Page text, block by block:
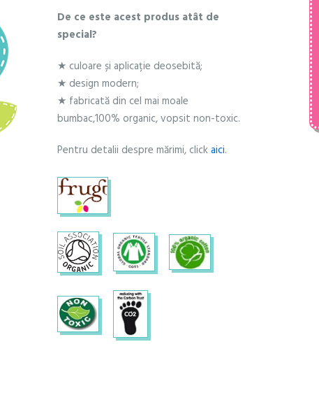
De ce este acest produs atât de
special?
★ culoare și aplicație deosebită;
★ design modern;
★ fabricată din cel mai moale
bumbac,100% organic, vopsit non-toxic.
Pentru detalii despre mărimi, clickaici.